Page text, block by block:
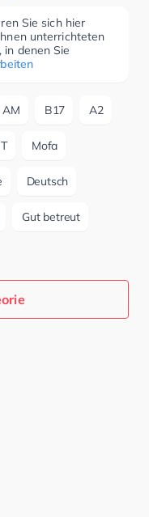
Sie sich hier
unterrichteten
in denen Sie
AM B17 A2
T Mofa
Deutsch
Gut betreut